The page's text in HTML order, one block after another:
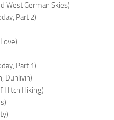
West German Skies)
Part 2)
Part 1)
Dunlivin)
Hitch Hiking)